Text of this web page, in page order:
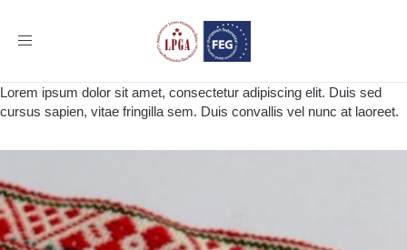
Toggle
Lorem ipsum dolor sit amet, consectetur adipiscing elit. Duis sed
cursus sapien, vitae fringilla sem. Duis convallis vel nunc at laoreet.